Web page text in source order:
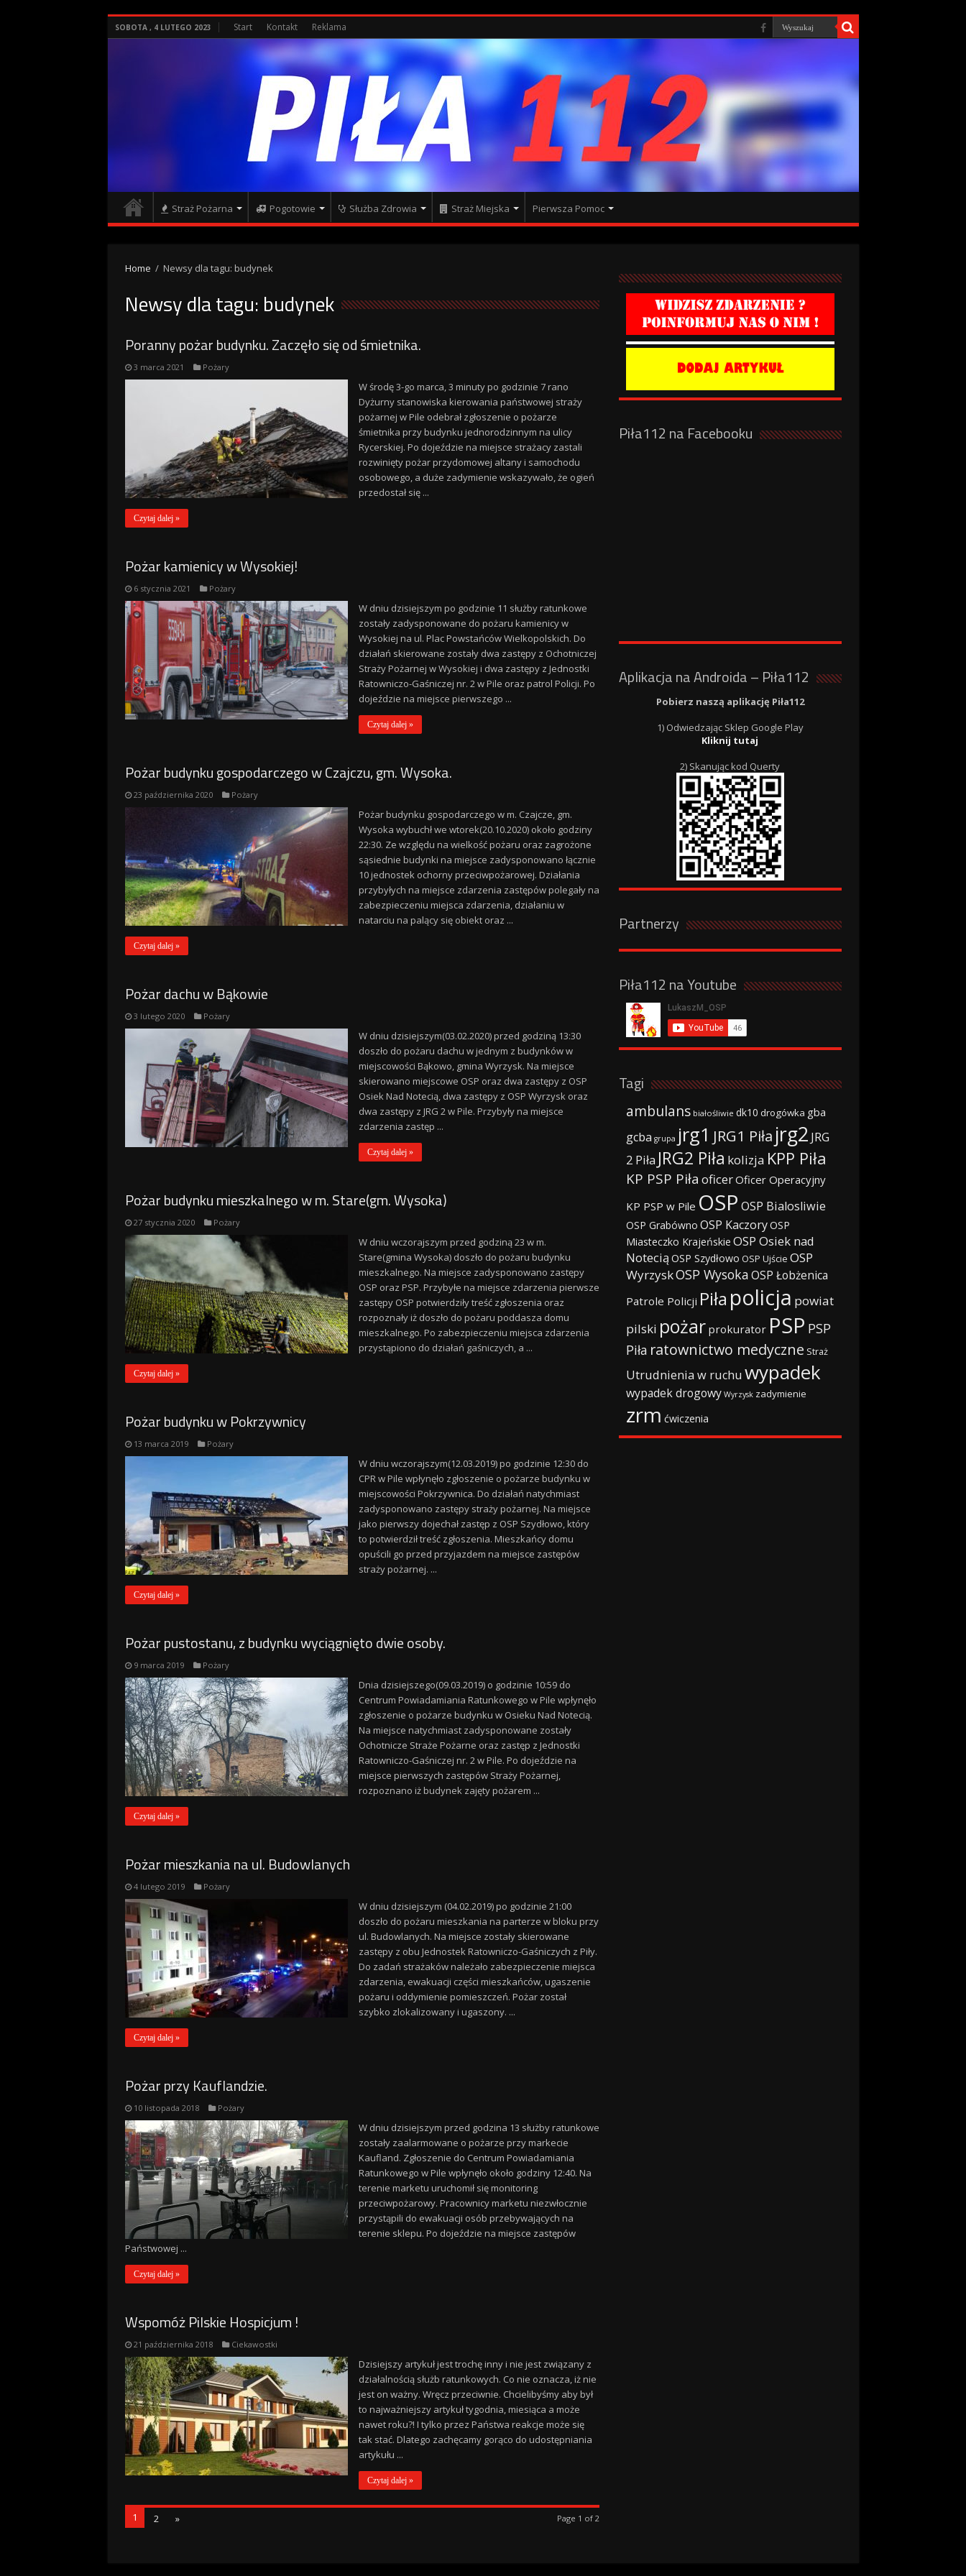
SOBOTA , 4 LUTEGO 2023 Start Kontakt Reklama
Straż Pożarna Pogotowie Służba Zdrowia Straż Miejska Pierwsza Pomoc
Home / Newsy dla tagu: budynek
Newsy dla tagu: budynek
Poranny pożar budynku. Zaczęło się od śmietnika.
3 marca 2021 Pożary
W środę 3-go marca, 3 minuty po godzinie 7 rano
Dyżurny stanowiska kierowania państwowej straży
pożarnej w Pile odebrał zgłoszenie o pożarze
śmietnika przy budynku jednorodzinnym na ulicy
Rycerskiej. Po dojeździe na miejsce strażacy zastali
rozwinięty pożar przydomowej altany i samochodu
osobowego, a duże zadymienie wskazywało, że ogień
przedostał się ...
Czytaj dalej »
Pożar kamienicy w Wysokiej!
6 stycznia 2021 Pożary
W dniu dzisiejszym po godzinie 11 służby ratunkowe
zostały zadysponowane do pożaru kamienicy w
Wysokiej na ul. Plac Powstańców Wielkopolskich. Do
działań skierowane zostały dwa zastępy z Ochotniczej
Straży Pożarnej w Wysokiej i dwa zastępy z Jednostki
Ratowniczo-Gaśniczej nr. 2 w Pile oraz patrol Policji. Po
dojeździe na miejsce pierwszego ...
Czytaj dalej »
Pożar budynku gospodarczego w Czajczu, gm. Wysoka.
23 października 2020 Pożary
Pożar budynku gospodarczego w m. Czajcze, gm.
Wysoka wybuchł we wtorek(20.10.2020) około godziny
22:30. Ze względu na wielkość pożaru oraz zagrożone
sąsiednie budynki na miejsce zadysponowano łącznie
10 jednostek ochorny przeciwpożarowej. Działania
przybyłych na miejsce zdarzenia zastępów polegały na
zabezpieczeniu miejsca zdarzenia, działaniu w
natarciu na palący się obiekt oraz ...
Czytaj dalej »
Pożar dachu w Bąkowie
3 lutego 2020 Pożary
W dniu dzisiejszym(03.02.2020) przed godziną 13:30
doszło do pożaru dachu w jednym z budynków w
miejscowości Bąkowo, gmina Wyrzysk. Na miejsce
skierowano miejscowe OSP oraz dwa zastępy z OSP
Osiek Nad Notecią, dwa zastępy z OSP Wyrzysk oraz
dwa zastępy z JRG 2 w Pile. Przybyły na miejsce
zdarzenia zastęp ...
Czytaj dalej »
Pożar budynku mieszkalnego w m. Stare(gm. Wysoka)
27 stycznia 2020 Pożary
W dniu wczorajszym przed godziną 23 w m.
Stare(gmina Wysoka) doszło do pożaru budynku
mieszkalnego. Na miejsce zadysponowano zastępy
OSP oraz PSP. Przybyłe na miejsce zdarzenia pierwsze
zastępy OSP potwierdziły treść zgłoszenia oraz
rozpoznały iż doszło do pożaru poddasza domu
mieszkalnego. Po zabezpieczeniu miejsca zdarzenia
przystąpiono do działań gaśniczych, a ...
Czytaj dalej »
Pożar budynku w Pokrzywnicy
13 marca 2019 Pożary
W dniu wczorajszym(12.03.2019) po godzinie 12:30 do
CPR w Pile wpłynęło zgłoszenie o pożarze budynku w
miejscowości Pokrzywnica. Do działań natychmiast
zadysponowano zastępy straży pożarnej. Na miejsce
jako pierwszy dojechał zastęp z OSP Szydłowo, który
to potwierdził treść zgłoszenia. Mieszkańcy domu
opuścili go przed przyjazdem na miejsce zastępów
straży pożarnej. ...
Czytaj dalej »
Pożar pustostanu, z budynku wyciągnięto dwie osoby.
9 marca 2019 Pożary
Dnia dzisiejszego(09.03.2019) o godzinie 10:59 do
Centrum Powiadamiania Ratunkowego w Pile wpłynęło
zgłoszenie o pożarze budynku w Osieku Nad Notecią.
Na miejsce natychmiast zadysponowane zostały
Ochotnicze Straże Pożarne oraz zastęp z Jednostki
Ratowniczo-Gaśniczej nr. 2 w Pile. Po dojeździe na
miejsce pierwszych zastępów Straży Pożarnej,
rozpoznano iż budynek zajęty pożarem ...
Czytaj dalej »
Pożar mieszkania na ul. Budowlanych
4 lutego 2019 Pożary
W dniu dzisiejszym (04.02.2019) po godzinie 21:00
doszło do pożaru mieszkania na parterze w bloku przy
ul. Budowlanych. Na miejsce zostały skierowane
zastępy z obu Jednostek Ratowniczo-Gaśniczych z Piły.
Do zadań strażaków należało zabezpieczenie miejsca
zdarzenia, ewakuacji części mieszkańców, ugaszenie
pożaru i oddymienie pomieszczeń. Pożar został
szybko zlokalizowany i ugaszony. ...
Czytaj dalej »
Pożar przy Kauflandzie.
10 listopada 2018 Pożary
W dniu dzisiejszym przed godzina 13 służby ratunkowe
zostały zaalarmowane o pożarze przy markecie
Kaufland. Zgłoszenie do Centrum Powiadamiania
Ratunkowego w Pile wpłynęło około godziny 12:40. Na
terenie marketu uruchomił się monitoring
przeciwpożarowy. Pracownicy marketu niezwłocznie
przystąpili do ewakuacji osób przebywających na
terenie sklepu. Po dojeździe na miejsce zastępów
Państwowej ...
Czytaj dalej »
Wspomóż Pilskie Hospicjum !
21 października 2018 Ciekawostki
Dzisiejszy artykuł jest trochę inny i nie jest związany z
działalnością służb ratunkowych. Co nie oznacza, iż nie
jest on ważny. Wręcz przeciwnie. Chcielibyśmy aby był
to najważniejszy artykuł tygodnia, miesiąca a może
nawet roku?! I tylko przez Państwa reakcje może się
tak stać. Dlatego zachęcamy gorąco do udostępniania
artykułu ...
Czytaj dalej »
Page 1 of 2
1 2 »
Piła112 na Facebooku
Aplikacja na Androida – Piła112
Pobierz naszą aplikację Piła112
1) Odwiedzając Sklep Google Play
Kliknij tutaj
2) Skanując kod Querty
Partnerzy
Piła112 na Youtube
Tagi
ambulans białośliwie dk10 drogówka gba
gcba grupa jrg1 JRG1 Piła jrg2 JRG
2 Piła JRG2 Piła kolizja KPP Piła
KP PSP Piła oficerOficer Operacyjny
KP PSP w Pile OSP OSP Bialosliwie
OSP Grabówno OSP KaczoryOSP
Miasteczko Krajeńskie OSP Osiek nad
Notecią OSP Szydłowo OSP Ujście OSP
WyrzyskOSP WysokaOSP Łobżenica
Patrole Policji Piła policja powiat
pilski pożar prokurator PSP PSP
Piła ratownictwo medyczne Straż
Utrudnienia w ruchu wypadek
wypadek drogowy Wyrzysk zadymienie
zrm ćwiczenia